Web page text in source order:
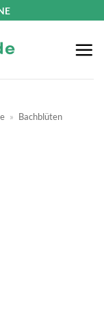
» Bachblüten